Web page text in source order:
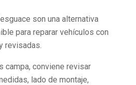
son una alternativa
para reparar vehículos con
revisadas.
campa, conviene revisar
lado de montaje,